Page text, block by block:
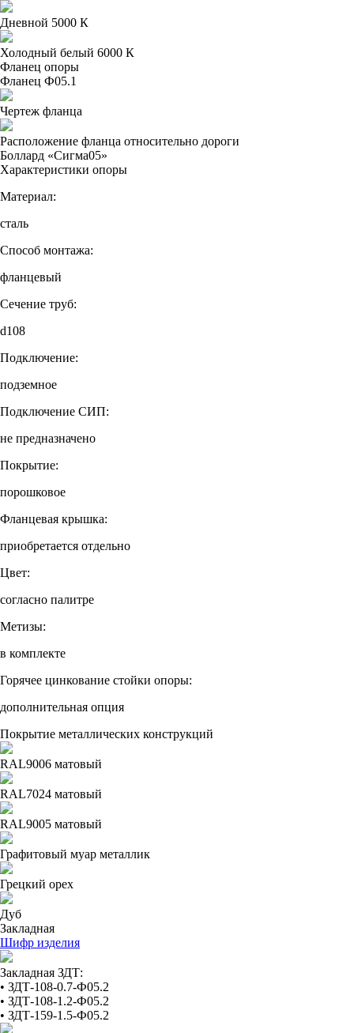
Дневной 5000 К
Холодный белый 6000 К
Фланец опоры
Фланец Ф05.1
Чертеж фланца
Расположение фланца относительно дороги
Боллард «Сигма05»
Характеристики опоры
Материал:
сталь
Способ монтажа:
фланцевый
Сечение труб:
d108
Подключение:
подземное
Подключение СИП:
не предназначено
Покрытие:
порошковое
Фланцевая крышка:
приобретается отдельно
Цвет:
согласно палитре
Метизы:
в комплекте
Горячее цинкование стойки опоры:
дополнительная опция
Покрытие металлических конструкций
RAL9006 матовый
RAL7024 матовый
RAL9005 матовый
Графитовый муар металлик
Грецкий орех
Дуб
Закладная
Шифр изделия
Закладная ЗДТ:
• ЗДТ-108-0.7-Ф05.2
• ЗДТ-108-1.2-Ф05.2
• ЗДТ-159-1.5-Ф05.2